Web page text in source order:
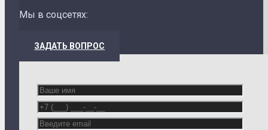
Мы в соцсетях:
ЗАДАТЬ ВОПРОС